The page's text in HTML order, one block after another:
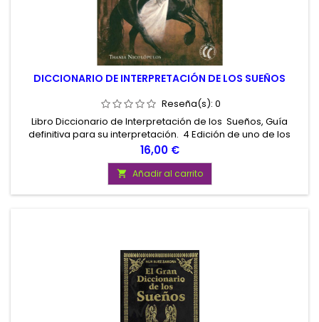
DICCIONARIO DE INTERPRETACIÓN DE LOS SUEÑOS
Reseña(s): 0
Libro Diccionario de Interpretación de los Sueños, Guía
definitiva para su interpretación. 4 Edición de uno de los
libros más completo sobre el mundo de los sueños, escrito
por la Escritora y poeta Mistica Thania Nicolópulos
Precio
16,00 €
 Añadir al carrito